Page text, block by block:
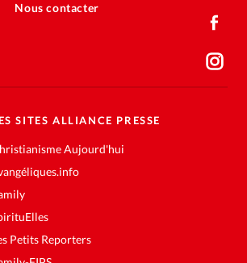
Nous contacter
SITES ALLIANCE PRESSE
Aujourd'hui
Petits Reporters